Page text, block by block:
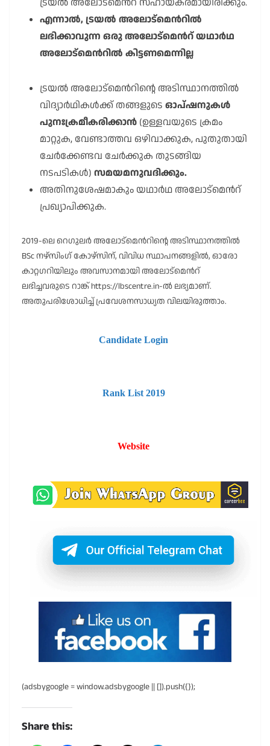
എന്നാൽ, ട്രയൽ അലോട്മെൻറിൽ
ലഭിക്കാവുന്ന ഒരു അലോട്മെൻറ് യഥാർഥ
അലോട്മെൻറിൽ കിട്ടണമെന്നില്ല
ട്രയൽ അലോട്മെൻറിന്റെ അടിസ്ഥാനത്തിൽ
വിദ്യാർഥികൾക്ക് തങ്ങളുടെ ഓപ്ഷനുകൾ
പുനഃക്രമീകരിക്കാൻ (ഉള്ളവയുടെ ക്രമം
മാറ്റുക, വേണ്ടാത്തവ ഒഴിവാക്കുക, പുതുതായി
ചേർക്കേണ്ടവ ചേർക്കുക തുടങ്ങിയ
നടപടികൾ) സമയമനുവദിക്കും.
അതിനുശേഷമാകും യഥാർഥ അലോട്മെൻറ്
പ്രഖ്യാപിക്കുക.
2019-ലെ റെഗുലർ അലോട്മെൻറിന്റെ അടിസ്ഥാനത്തിൽ
BSc നഴ്സിംഗ് കോഴ്സിന്, വിവിധ സ്ഥാപനങ്ങളിൽ, ഓരോ
കാറ്റഗറിയിലും അവസാനമായി അലോട്മെൻറ്
ലഭിച്ചവരുടെ റാങ്ക് https://lbscentre.in-ൽ ലഭ്യമാണ്.
അതുപരിശോധിച്ച് പ്രവേശനസാധ്യത വിലയിരുത്താം.
Candidate Login
Rank List 2019
Website
(adsbygoogle = window.adsbygoogle || []).push({});
Share this: